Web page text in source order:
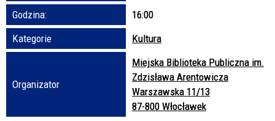
Promowane
Godzina:
16:00
Kategorie
Kultura
Organizator
Miejska Biblioteka Publiczna im.
Zdzisława Arentowicza
Warszawska 11/13
87-800 Włocławek